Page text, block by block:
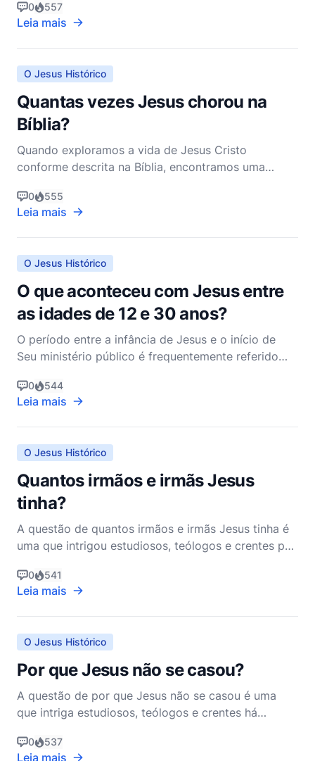
nos aprofundar em suas raízes linguísticas, uso
histórico e implicações teológicas.
0 557
Leia mais
O Jesus Histórico
Quantas vezes Jesus chorou na
Bíblia?
Quando exploramos a vida de Jesus Cristo
conforme descrita na Bíblia, encontramos uma
profundamente humana. Um dos aspectos mais
humanos de Jesus, conforme registrado nas
Escrituras, é Sua capacidade de sentir e expressar
emoções, incluindo a tristeza.
0 555
Leia mais
O Jesus Histórico
O que aconteceu com Jesus entre
as idades de 12 e 30 anos?
O período entre a infância de Jesus e o início de
Seu ministério público é frequentemente referido
estende desde quando Jesus tinha doze anos,
conforme descrito no Evangelho de Lucas, até Ele
começar Seu ministério público por volta dos trinta
anos. A B
0 544
Leia mais
O Jesus Histórico
Quantos irmãos e irmãs Jesus
tinha?
A questão de quantos irmãos e irmãs Jesus tinha é
uma que intrigou estudiosos, teólogos e crentes por
informações, mas também deixa espaço para
interpretação e debate. Para abordar essa questão,
devemos nos aprofundar nos textos bíblicos,
considerar context
0 541
Leia mais
O Jesus Histórico
Por que Jesus não se casou?
A questão de por que Jesus não se casou é uma
que intriga estudiosos, teólogos e crentes há
considerar os contextos históricos, culturais e
0 537
Leia mais